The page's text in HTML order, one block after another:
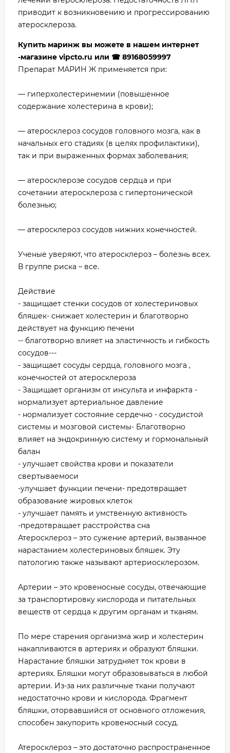
приводит к возникновению и прогрессированию
атеросклероза.
Купить маринж вы можете в нашем интернет
-магазине vipcto.ru или ☎ 89168059997
Препарат МАРИН Ж применяется при:
— гиперхолестеринемии (повышенное
содержание холестерина в крови);
— атеросклероз сосудов головного мозга, как в
начальных его стадиях (в целях профилактики),
так и при выраженных формах заболевания;
— атеросклерозе сосудов сердца и при
сочетании атеросклероза с гипертонической
болезнью;
— атеросклероз сосудов нижних конечностей.
Ученые уверяют, что атеросклероз – болезнь всех.
В группе риска – все.
Действие
- защищает стенки сосудов от холестериновых
бляшек- снижает холестерин и благотворно
действует на функцию печени
-- благотворно влияет на эластичность и гибкость
сосудов---
- защищает сосуды сердца, головного мозга ,
конечностей от атеросклероза
- Защищает организм от инсульта и инфаркта -
нормализует артериальное давление
- нормализует состояние сердечно - сосудистой
системы и мозговой системы- Благотворно
влияет на эндокринную систему и гормональный
балан
- улучшает свойства крови и показатели
свертываемоси
-улучшает функции печени- предотвращает
образование жировых клеток
- улучшает память и умственную активность
-предотвращает расстройства сна
Атеросклероз – это сужение артерий, вызванное
нарастанием холестериновых бляшек. Эту
патологию также называют артериосклерозом.
Артерии – это кровеносные сосуды, отвечающие
за транспортировку кислорода и питательных
веществ от сердца к другим органам и тканям.
По мере старения организма жир и холестерин
накапливаются в артериях и образуют бляшки.
Нарастание бляшки затрудняет ток крови в
артериях. Бляшки могут образовываться в любой
артерии. Из-за них различные ткани получают
недостаточно крови и кислорода. Фрагмент
бляшки, оторвавшийся от основного отложения,
способен закупорить кровеносный сосуд.
Атеросклероз – это достаточно распространенное